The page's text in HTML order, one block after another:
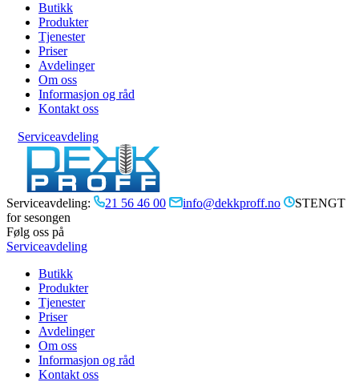
Butikk
Produkter
Tjenester
Priser
Avdelinger
Om oss
Informasjon og råd
Kontakt oss
Serviceavdeling
Serviceavdeling: 21 56 46 00 info@dekkproff.no
STENGT
for sesongen
Følg oss på
Serviceavdeling
Butikk
Produkter
Tjenester
Priser
Avdelinger
Om oss
Informasjon og råd
Kontakt oss